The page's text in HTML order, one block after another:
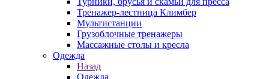
Тренажер-лестница Климбер
Мультистанции
Грузоблочные тренажеры
Массажные столы и кресла
Одежда
Назад
Одежда